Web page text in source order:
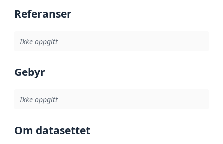
Referanser
Ikke oppgitt
Gebyr
Ikke oppgitt
Om datasettet